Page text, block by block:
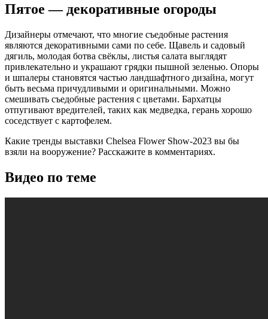
Пятое — декоративные огороды
Дизайнеры отмечают, что многие съедобные растения
являются декоративными сами по себе. Щавель и садовый
дягиль, молодая ботва свёклы, листья салата выглядят
привлекательно и украшают грядки пышной зеленью. Опоры
и шпалеры становятся частью ландшафтного дизайна, могут
быть весьма причудливыми и оригинальными. Можно
смешивать съедобные растения с цветами. Бархатцы
отпугивают вредителей, таких как медведка, герань хорошо
соседствует с картофелем.
Какие тренды выставки Chelsea Flower Show-2023 вы бы
взяли на вооружение? Расскажите в комментариях.
Видео по теме